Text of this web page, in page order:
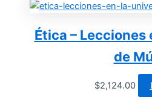
Ética –
de
$2,124.00